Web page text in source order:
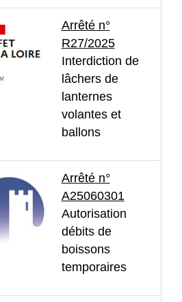
Arrêté n°
R27/2025
Interdiction de
lâchers de
lanternes
volantes et
ballons
Arrêté n°
A25060301
Autorisation
débits de
boissons
temporaires